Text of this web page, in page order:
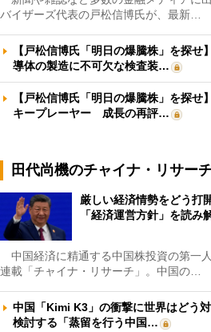
バイザーズ代表の戸松信博氏が、最新…
【戸松信博氏「明日の爆騰株」を探
導体の製造に不可欠な検査装…
【戸松信博氏「明日の爆騰株」を探
キープレーヤー 成長の再評…
田代尚機のチャイナ・リサー
厳しい経済情勢をどう打
「経済運営方針」を読
中国経済に精通する中国株投資の第一
連載「チャイナ・リサーチ」。中国の…
中国「Kimi K3」の衝撃に世界はどう
検討する「蒸留を行う中国…